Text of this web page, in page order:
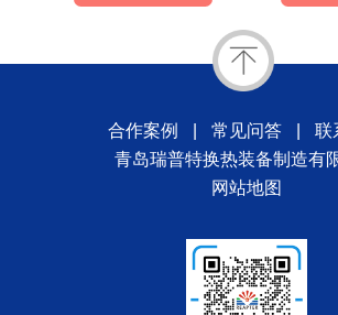
合作案例 常见问答
联
青岛瑞普特换热装备制造有
网站地图